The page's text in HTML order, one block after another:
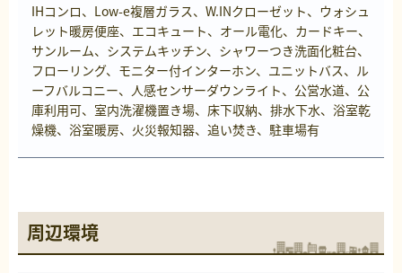
IHコンロ、Low-e複層ガラス、W.INクローゼット、ウォシュ
レット暖房便座、エコキュート、オール電化、カードキー、
サンルーム、システムキッチン、シャワーつき洗面化粧台、
フローリング、モニター付インターホン、ユニットバス、ル
ーフバルコニー、人感センサーダウンライト、公営水道、公
庫利用可、室内洗濯機置き場、床下収納、排水下水、浴室乾
燥機、浴室暖房、火災報知器、追い焚き、駐車場有
周辺環境